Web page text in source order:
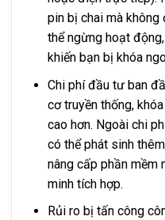
pin bị chai mà
thể ngừng hoạt
khiến bạn bị khóa
Chi phí đầu tư ban
cơ truyền thống,
cao hơn. Ngoài chi
có thể phát sinh
nâng cấp phần mềm
minh tích hợp.
Rủi ro bị tấn công